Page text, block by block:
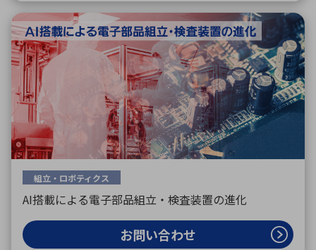
組立・ロボティクス
AI搭載による電子部品組立・検査装置の進化
お問い合わせ